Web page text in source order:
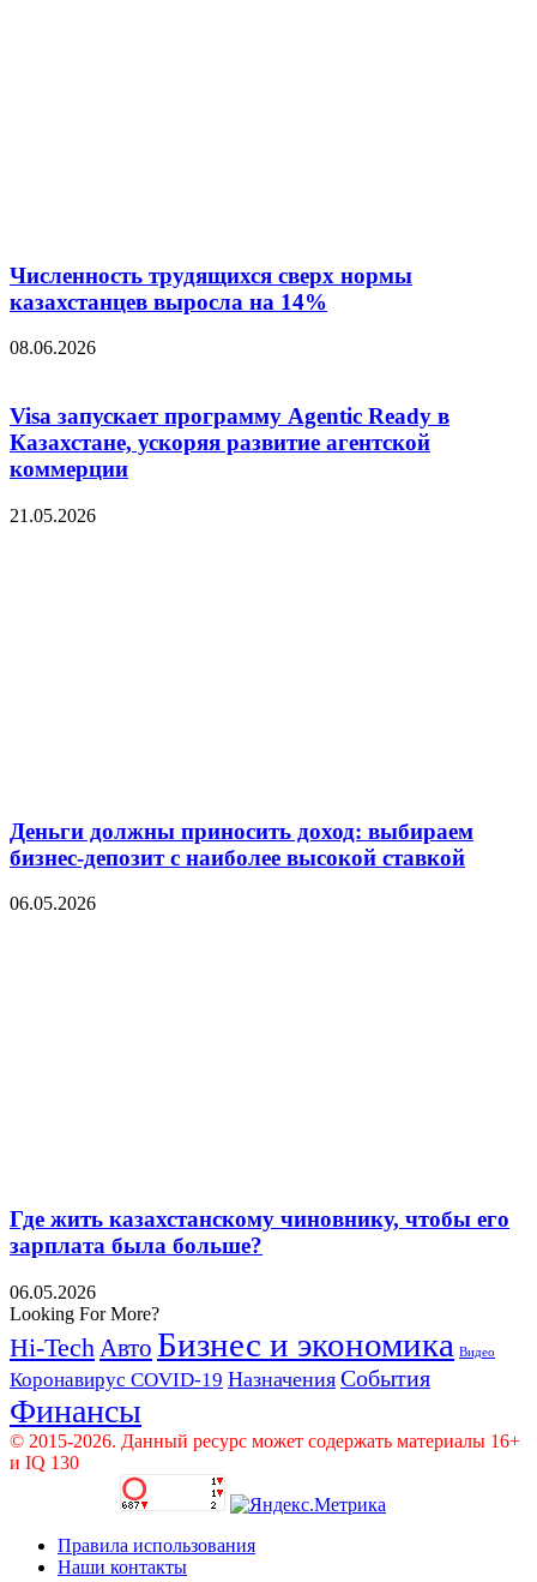
Численность трудящихся сверх нормы
казахстанцев выросла на 14%
08.06.2026
Visa запускает программу Agentic Ready в
Казахстане, ускоряя развитие агентской
коммерции
21.05.2026
Деньги должны приносить доход: выбираем
бизнес-депозит с наиболее высокой ставкой
06.05.2026
Где жить казахстанскому чиновнику, чтобы его
зарплата была больше?
06.05.2026
Looking For More?
Hi-Tech Авто Бизнес и экономика Видео
Коронавирус COVID-19 Назначения События
Финансы
© 2015-2026. Данный ресурс может содержать материалы 16+
и IQ 130
Правила использования
Наши контакты